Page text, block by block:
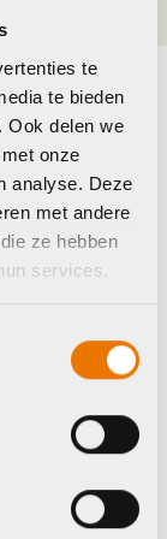
te
te bieden
Ook delen we
onze
analyse. Deze
met andere
ze hebben
services.